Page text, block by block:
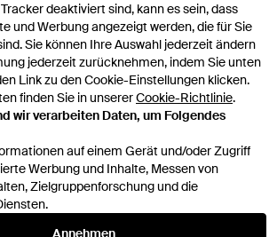
deaktiviert sind, kann es sein, dass
und Werbung angezeigt werden, die für Sie
Sie können Ihre Auswahl jederzeit ändern
jederzeit zurücknehmen, indem Sie unten
Link zu den Cookie-Einstellungen klicken.
finden Sie in unsererCookie-Richtlinie.
wir verarbeiten Daten, um Folgendes
auf einem Gerät und/oder Zugriff
Werbung und Inhalte, Messen von
Zielgruppenforschung und die
Annehmen